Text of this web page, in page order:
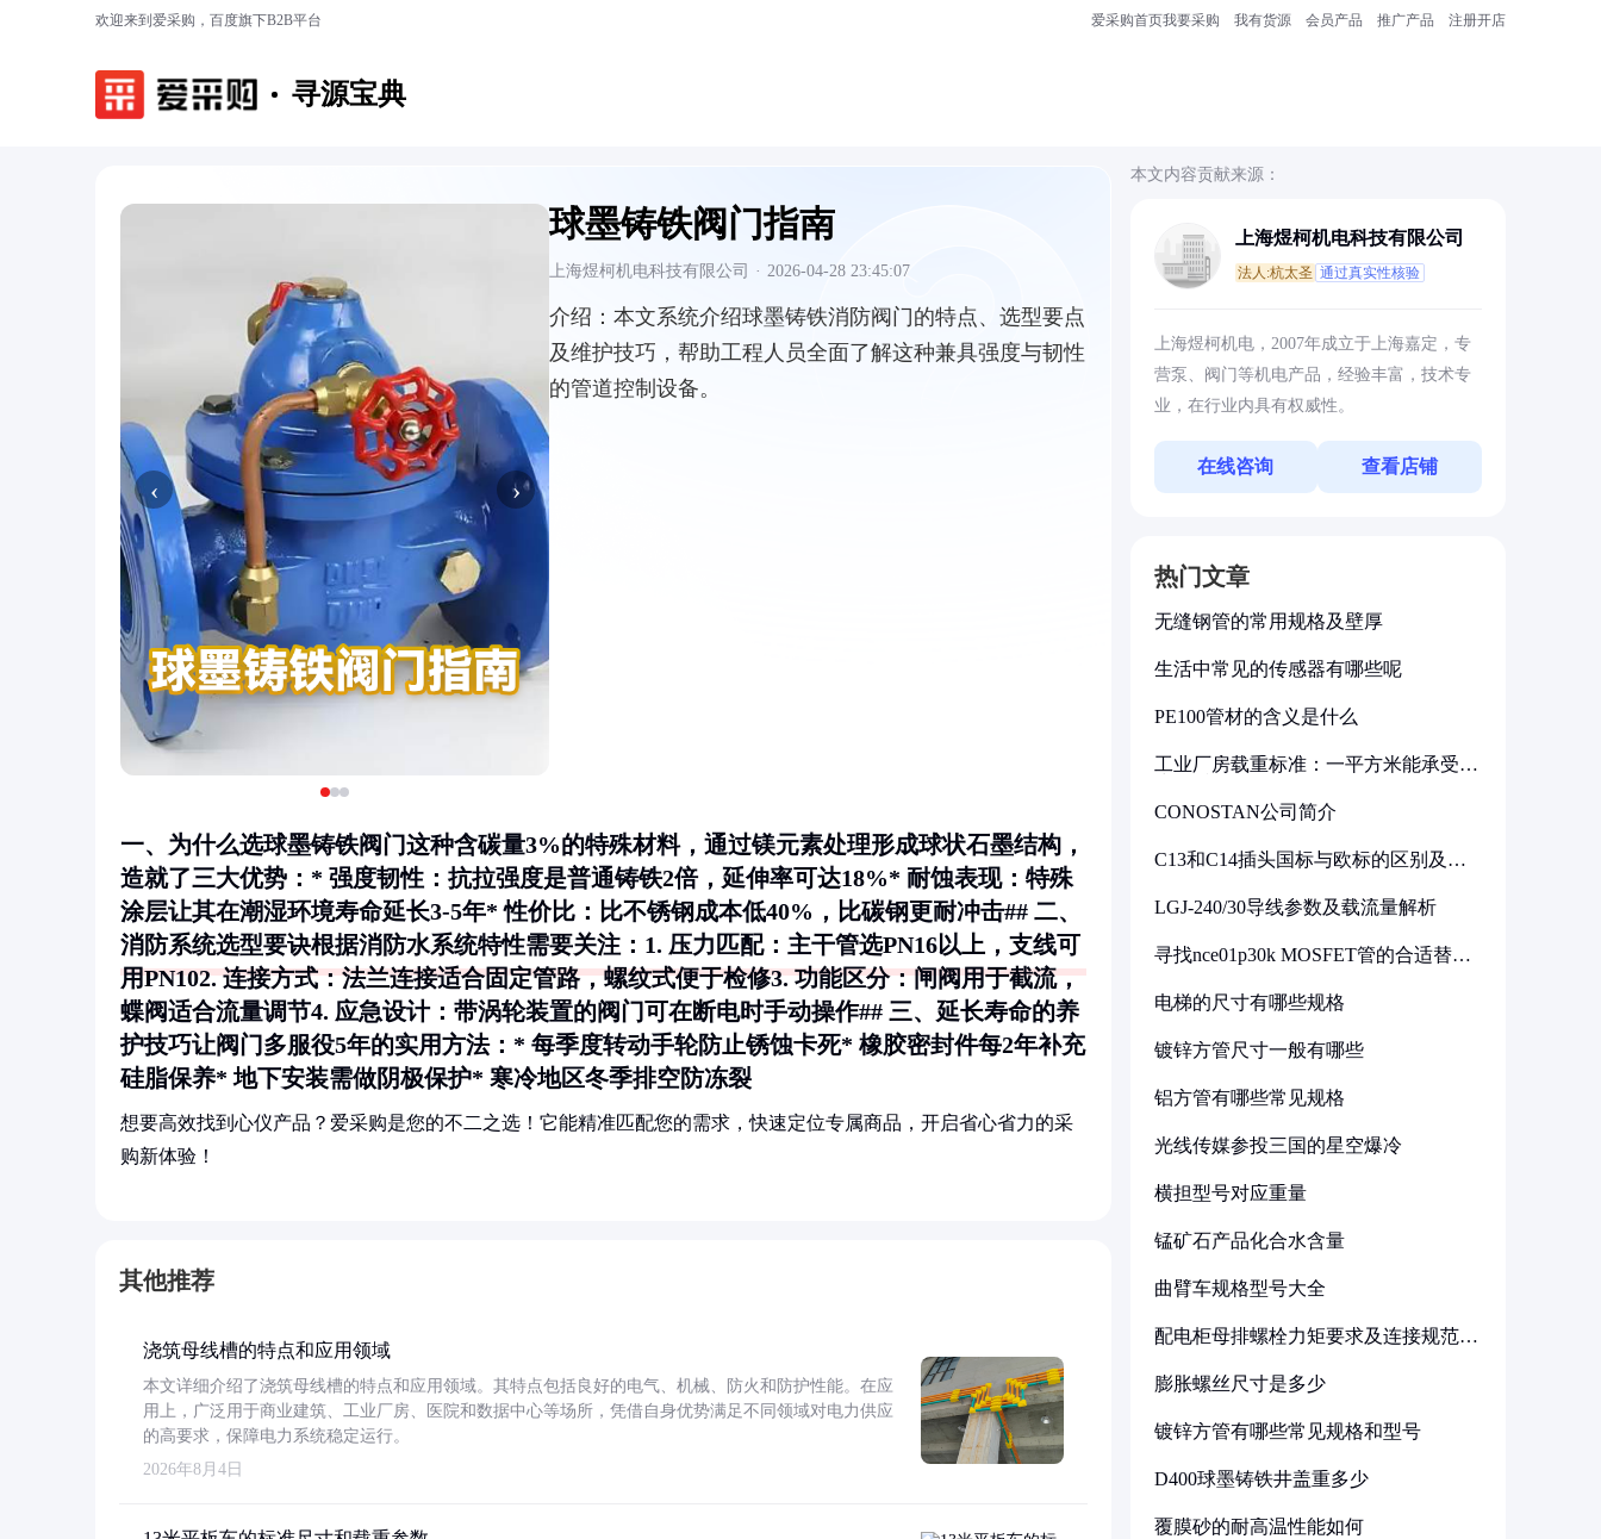
欢迎来到爱采购，百度旗下B2B平台 爱采购首页我要采购 我有货源 会员产品 推广产品 注册开店
寻源宝典
‹ ›
球墨铸铁阀门指南
上海煜柯机电科技有限公司 · 2026-04-28 23:45:07
介绍： 本文系统介绍球墨铸铁消防阀门的特点、选型要点
及维护技巧，帮助工程人员全面了解这种兼具强度与韧性
的管道控制设备。
一、为什么选球墨铸铁阀门这种含碳量3%的特殊材料，通过镁元素处理形成球状石墨结构，
造就了三大优势：* 强度韧性 ：抗拉强度是普通铸铁2倍，延伸率可达18%* 耐蚀表现：特殊
涂层让其在潮湿环境寿命延长3-5年*性价比 ：比不锈钢成本低40%，比碳钢更耐冲击## 二、
消防系统选型要诀根据消防水系统特性需要关注：1. 压力匹配：主干管选PN16以上，支线可
用PN102.连接方式：法兰连接适合固定管路，螺纹式便于检修3.功能区分：闸阀用于截流，
蝶阀适合流量调节4. 应急设计：带涡轮装置的阀门可在断电时手动操作## 三、延长寿命的养
护技巧让阀门多服役5年的实用方法：* 每季度转动手轮防止锈蚀卡死* 橡胶密封件每2年补充
硅脂保养* 地下安装需做阴极保护* 寒冷地区冬季排空防冻裂
想要高效找到心仪产品？爱采购是您的不二之选！它能精准匹配您的需求，快速定位专属商品，开启省心省力的采
购新体验！
其他推荐
浇筑母线槽的特点和应用领域
本文详细介绍了浇筑母线槽的特点和应用领域。其特点包括良好的电气、机械、防火和防护性能。在应
用上，广泛用于商业建筑、工业厂房、医院和数据中心等场所，凭借自身优势满足不同领域对电力供应
的高要求，保障电力系统稳定运行。
2026年8月4日
本文内容贡献来源：
上海煜柯机电科技有限公司
法人:杭太圣 通过真实性核验
上海煜柯机电，2007年成立于上海嘉定，专
营泵、阀门等机电产品，经验丰富，技术专
业，在行业内具有权威性。
在线咨询 查看店铺
热门文章
无缝钢管的常用规格及壁厚
生活中常见的传感器有哪些呢
PE100管材的含义是什么
工业厂房载重标准：一平方米能承受多
CONOSTAN公司简介
C13和C14插头国标与欧标的区别及其
LGJ-240/30导线参数及载流量解析
寻找nce01p30k MOSFET管的合适替代
电梯的尺寸有哪些规格
镀锌方管尺寸一般有哪些
铝方管有哪些常见规格
光线传媒参投三国的星空爆冷
横担型号对应重量
锰矿石产品化合水含量
曲臂车规格型号大全
配电柜母排螺栓力矩要求及连接规范详
膨胀螺丝尺寸是多少
镀锌方管有哪些常见规格和型号
D400球墨铸铁井盖重多少
覆膜砂的耐高温性能如何